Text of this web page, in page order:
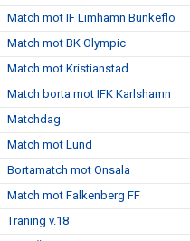
Match mot IF Limhamn Bunkeflo
Match mot BK Olympic
Match mot Kristianstad
Match borta mot IFK Karlshamn
Matchdag
Match mot Lund
Bortamatch mot Onsala
Match mot Falkenberg FF
Träning v.18